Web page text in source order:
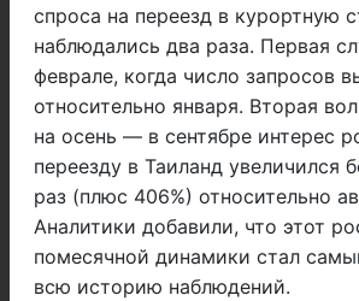
спроса на переезд в курортную
наблюдались два раза. Первая
феврале, когда число запросов
относительно января. Вторая
на осень — в сентябре интерес
переезду в Таиланд увеличился
раз (плюс 406%) относительно
Аналитики добавили, что этот
помесячной динамики стал
всю историю наблюдений.